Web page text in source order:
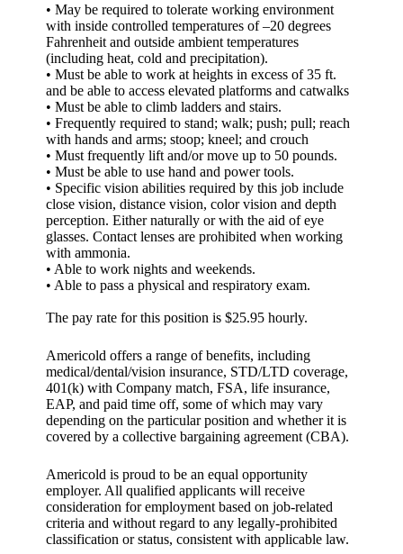
• May be required to tolerate working environment
with inside controlled temperatures of –20 degrees
Fahrenheit and outside ambient temperatures
(including heat, cold and precipitation).
• Must be able to work at heights in excess of 35 ft.
and be able to access elevated platforms and catwalks
• Must be able to climb ladders and stairs.
• Frequently required to stand; walk; push; pull; reach
with hands and arms; stoop; kneel; and crouch
• Must frequently lift and/or move up to 50 pounds.
• Must be able to use hand and power tools.
• Specific vision abilities required by this job include
close vision, distance vision, color vision and depth
perception. Either naturally or with the aid of eye
glasses. Contact lenses are prohibited when working
with ammonia.
• Able to work nights and weekends.
• Able to pass a physical and respiratory exam.
The pay rate for this position is $25.95 hourly.
Americold offers a range of benefits, including
medical/dental/vision insurance, STD/LTD coverage,
401(k) with Company match, FSA, life insurance,
EAP, and paid time off, some of which may vary
depending on the particular position and whether it is
covered by a collective bargaining agreement (CBA).
Americold is proud to be an equal opportunity
employer. All qualified applicants will receive
consideration for employment based on job-related
criteria and without regard to any legally-prohibited
classification or status, consistent with applicable law.